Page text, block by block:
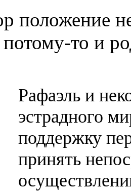
положение
то и
Рафаэль и
эстрадного
поддержку
принять